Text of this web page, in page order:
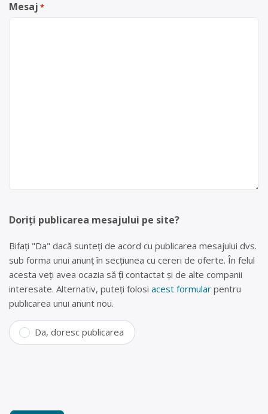
Mesaj *
Doriți publicarea mesajului pe site?
Bifați "Da" dacă sunteți de acord cu publicarea mesajului dvs.
sub forma unui anunț în secțiunea cu cereri de oferte. În felul
acesta veți avea ocazia să fiți contactat și de alte companii
interesate. Alternativ, puteți folosi acest formular pentru
publicarea unui anunt nou.
Da, doresc publicarea